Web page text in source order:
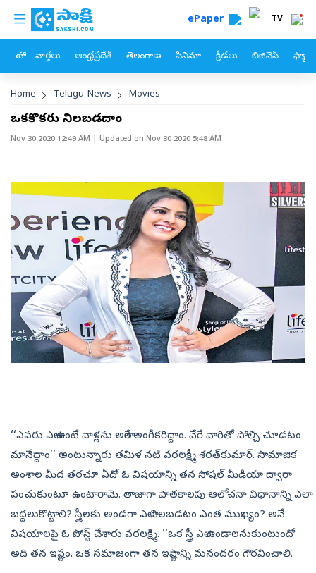
Skip to main content
custom menu ePaper TV
హోం వార్తలు ఆంధ్రప్రదేశ్ తెలంగాణ సినిమా క్రీడలు బిజినెస్
Breadcrumb
Home Telugu-News Movies
ఒకరికొకరు నిలబడదాం
Nov 30 2020 12:49 AM | Updated on Nov 30 2020 5:48 AM
‘‘ఎవరు ఎలా ఉంటే వాళ్లను అలాగే అంగీకరిద్దాం. వేరే వారితో పోల్చి చూడటం
మానేద్దాం’’ అంటున్నారు తమిళ నటి వరలక్ష్మీ శరత్‌కుమార్‌. సామాజిక
అంశాల మీద తరచూ ఏదో ఓ విషయాన్ని తన సోషల్‌ మీడియా ద్వారా
పంచుకుంటూ ఉంటారామె. తాజాగా పాతకాలపు ఆలోచనా విధానాన్ని ఎలా
బద్ధలుకొట్టాలి? స్త్రీలకు అండగా ఎలా నిలబడటం ఎంత ముఖ్యం? అనే
విషయాలపై ఓ పోస్ట్‌ చేశారు వరలక్ష్మి. ‘‘ఒక స్త్రీ ఎలా ఉండాలనుకుంటుందో
అది తన ఇష్టం. ఒక సమాజంగా తన ఇష్టాన్ని మనందరం గౌరవించాలి.